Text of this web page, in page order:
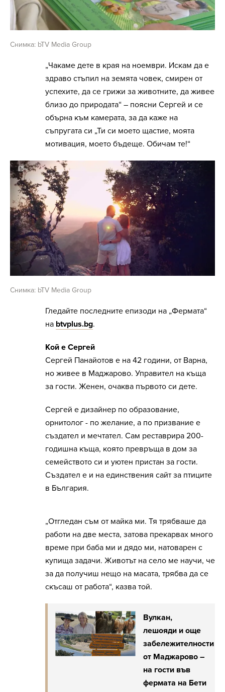
Снимка: bTV Media Group
„Чакаме дете в края на ноември. Искам да е
здраво стъпил на земята човек, смирен от
успехите, да се грижи за животните, да живее
близо до природата“ – поясни Сергей и се
обърна към камерата, за да каже на
съпругата си „Ти си моето щастие, моята
мотивация, моето бъдеще. Обичам те!“
Снимка: bTV Media Group
Гледайте последните епизоди на „Фермата“
на btvplus.bg.
Кой е Сергей
Сергей Панайотов е на 42 години, от Варна,
но живее в Маджарово. Управител на къща
за гости. Женен, очаква първото си дете.
Сергей е дизайнер по образование,
орнитолог - по желание, а по призвание е
създател и мечтател. Сам реставрира 200-
годишна къща, която превръща в дом за
семейството си и уютен пристан за гости.
Създател е и на единствения сайт за птиците
в България.
„Отгледан съм от майка ми. Тя трябваше да
работи на две места, затова прекарвах много
време при баба ми и дядо ми, натоварен с
купища задачи. Животът на село ме научи, че
за да получиш нещо на масата, трябва да се
скъсаш от работа“, казва той.
Вулкан,
лешояди и още
забележителности
от Маджарово –
на гости във
фермата на Бети